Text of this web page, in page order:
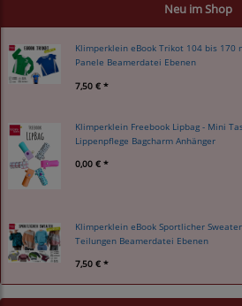
Neu im Shop
Klimperklein eBook Trikot 104 bis
Panele Beamerdatei Ebenen
7,50 € *
Klimperklein Freebook Lipbag - Mini
Lippenpflege Bagcharm Anhänger
0,00 € *
Klimperklein eBook Sportlicher
Teilungen Beamerdatei Ebenen
7,50 € *